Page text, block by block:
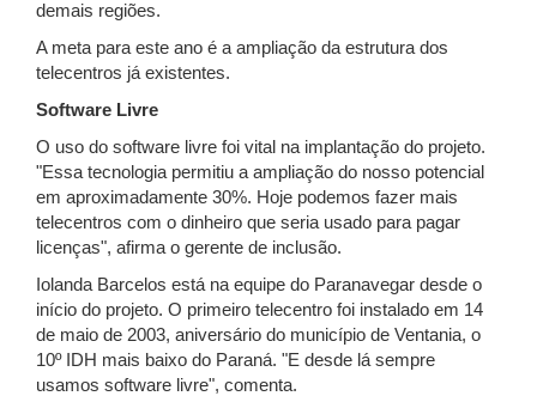
demais regiões.
A meta para este ano é a ampliação da estrutura dos
telecentros já existentes.
Software Livre
O uso do software livre foi vital na implantação do projeto.
"Essa tecnologia permitiu a ampliação do nosso potencial
em aproximadamente 30%. Hoje podemos fazer mais
telecentros com o dinheiro que seria usado para pagar
licenças", afirma o gerente de inclusão.
Iolanda Barcelos está na equipe do Paranavegar desde o
início do projeto. O primeiro telecentro foi instalado em 14
de maio de 2003, aniversário do município de Ventania, o
10º IDH mais baixo do Paraná. "E desde lá sempre
usamos software livre", comenta.